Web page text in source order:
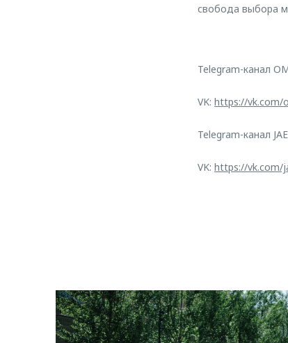
свобода выбора
Telegram-канал
VK: https://vk.com/
Telegram-канал
VK: https://vk.com/